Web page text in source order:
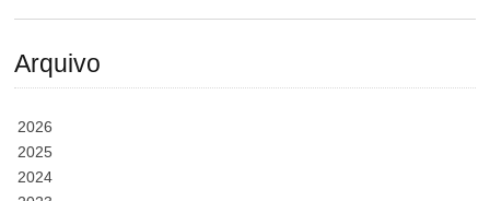
Arquivo
2026
2025
2024